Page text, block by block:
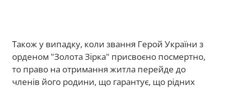
Також у випадку, коли звання Герой України з
орденом "Золота Зірка" присвоєно посмертно,
то право на отримання житла перейде до
членів його родини, що гарантує, що рідних